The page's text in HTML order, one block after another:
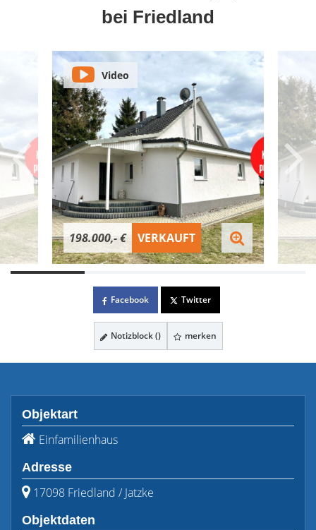
bei Friedland
198.000,- € VERKAUFT
Video
Facebook Twitter
Notizblock () merken
Objektart
Einfamilienhaus
Adresse
17098 Friedland / Jatzke
Objektdaten